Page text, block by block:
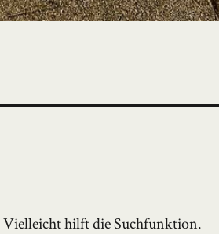
Vielleicht hilft die Suchfunktion.